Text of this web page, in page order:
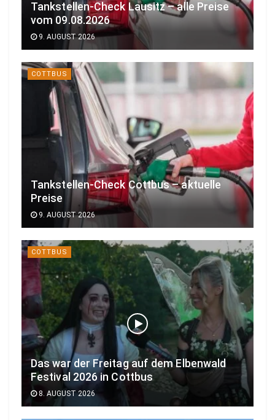
Tankstellen-Check Lausitz – alle Preise
vom 09.08.2026
9. AUGUST 2026
COTTBUS
Tankstellen-Check Cottbus – aktuelle
Preise
9. AUGUST 2026
COTTBUS
Das war der Freitag auf dem Elbenwald
Festival 2026 in Cottbus
8. AUGUST 2026